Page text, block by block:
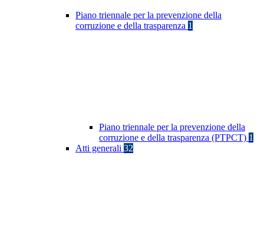
Piano triennale per la prevenzione della
corruzione e della trasparenza 1
Piano triennale per la prevenzione della
corruzione e della trasparenza (PTPCT) 1
Atti generali 32